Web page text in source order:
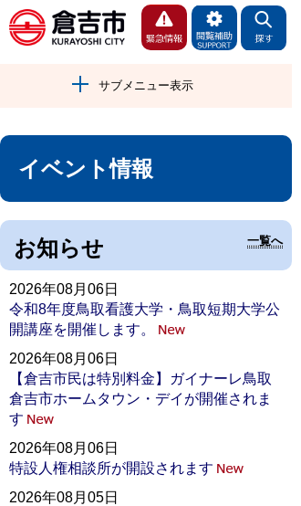
サブメニュー表示
イベント情報
お知らせ 一覧へ
2026年08月06日
令和8年度鳥取看護大学・鳥取短期大学公
開講座を開催します。
2026年08月06日
【倉吉市民は特別料金】ガイナーレ鳥取
倉吉市ホームタウン・デイが開催されま
す
2026年08月06日
特設人権相談所が開設されます
2026年08月05日